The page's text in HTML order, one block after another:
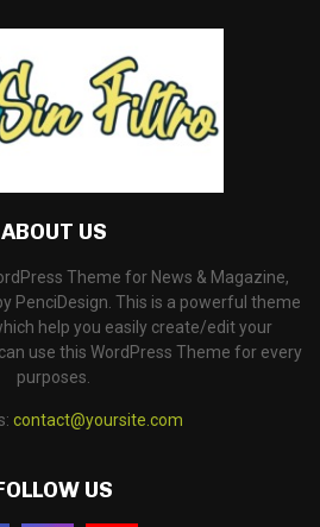
ABOUT US
Theme for News & Magazine,
PenciDesign. This is a powerful theme
help you easily create/edit your
use this WordPress Theme for every
purposes.
contact@yoursite.com
US